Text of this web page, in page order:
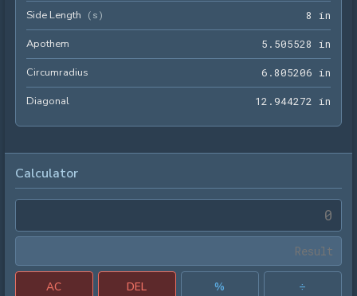
Side Length ( s ) 8 in
Apothem 5 . 505528 in
Circumradius 6 . 805206 in
Diagonal 12 . 944272 in
Calculator
AC DEL % ÷